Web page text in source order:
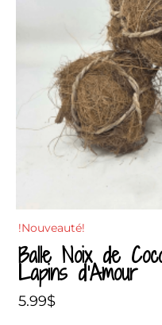
!Nouveauté!
Balle Noix de
Lapins d’Amour
5.99$